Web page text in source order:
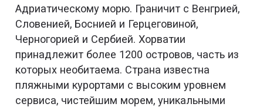
Адриатическому морю. Граничит с Венгрией,
Словенией, Боснией и Герцеговиной,
Черногорией и Сербией. Хорватии
принадлежит более 1200 островов, часть из
которых необитаема. Страна известна
пляжными курортами с высоким уровнем
сервиса, чистейшим морем, уникальными